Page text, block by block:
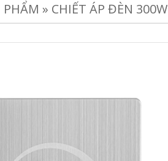
PHẨM » CHIẾT ÁP ĐÈN 300W